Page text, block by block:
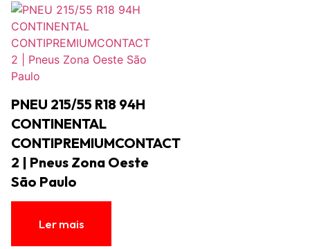
PNEU 215/55 R18 94H‎
CONTINENTAL
CONTIPREMIUMCONTACT
2 | Pneus Zona Oeste
São Paulo
Ler mais